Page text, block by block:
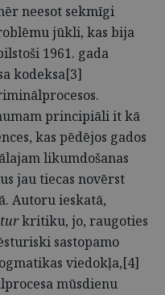
neesot sekmīgi
jūkli, kas bija
1961. gada
kodeksa[3]
principiāli it kā
kas pēdējos gados
likumdošanas
jau tiecas novērst
Autoru ieskatā,
kritiku, jo, raugoties
sastopamo
viedokļa,[4]
mūsdienu